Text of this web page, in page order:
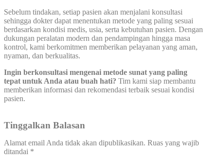
Sebelum tindakan, setiap pasien akan menjalani konsultasi
sehingga dokter dapat menentukan metode yang paling sesuai
berdasarkan kondisi medis, usia, serta kebutuhan pasien. Dengan
dukungan peralatan modern dan pendampingan hingga masa
kontrol, kami berkomitmen memberikan pelayanan yang aman,
nyaman, dan berkualitas.
Ingin berkonsultasi mengenai metode sunat yang paling
tepat untuk Anda atau buah hati? Tim kami siap membantu
memberikan informasi dan rekomendasi terbaik sesuai kondisi
pasien.
Tinggalkan Balasan
Alamat email Anda tidak akan dipublikasikan. Ruas yang wajib
ditandai *